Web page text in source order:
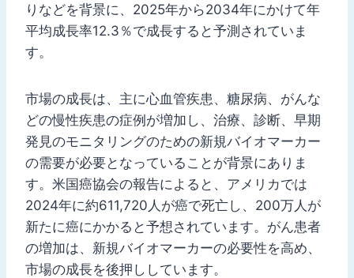
りなどを背景に、2025年から2034年にかけて年
平均成長率12.3％で成長すると予測されていま
す。
市場の成長は、主に心血管疾患、糖尿病、がんな
どの慢性疾患の症例が増加し、治療、診断、早期
発見のモニタリングのための新規バイオマーカー
の需要が必要となっていることが背景にありま
す。米国癌協会の報告によると、アメリカでは
2024年に約611,720人が癌で死亡し、200万人が
新たに癌にかかると予想されています。がん患者
の増加は、新規バイオマーカーの必要性を高め、
市場の成長を後押ししています。